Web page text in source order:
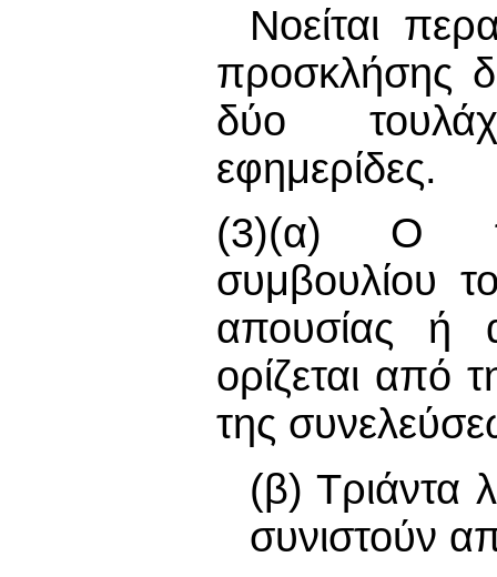
Νοείται
προσκλήσης
δύο
εφημερίδες.
(3)(α) Ο
συμβουλίου
απουσίας ή
ορίζεται από
της
(β) Τριάντα
συνιστούν